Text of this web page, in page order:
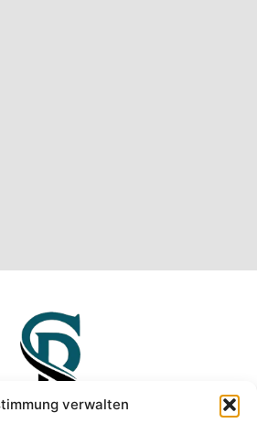
verwalten